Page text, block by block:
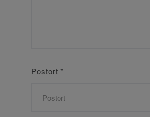
Postort *